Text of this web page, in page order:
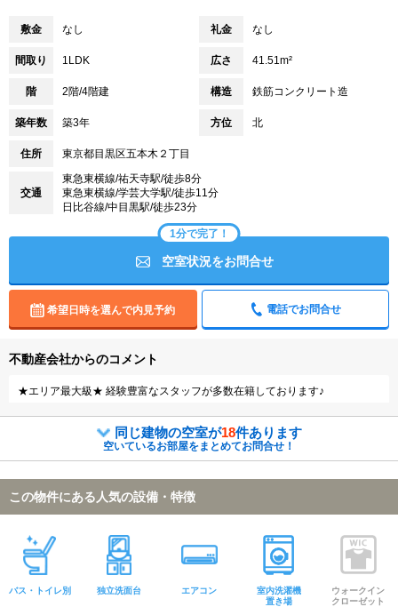
敷金 なし 礼金 なし
間取り 1LDK 広さ 41.51m²
階 2階/4階建 構造 鉄筋コンクリート造
築年数 築3年 方位 北
住所 東京都目黒区五本木２丁目
交通
東急東横線/祐天寺駅/徒歩8分
東急東横線/学芸大学駅/徒歩11分
日比谷線/中目黒駅/徒歩23分
1分で完了！
空室状況をお問合せ
希望日時を選んで内見予約 電話でお問合せ
不動産会社からのコメント
★エリア最大級★ 経験豊富なスタッフが多数在籍しております♪
同じ建物の空室が18件あります
空いているお部屋をまとめてお問合せ！
この物件にある人気の設備・特徴
バス・トイレ別 独立洗面台 エアコン
室内洗濯機
置き場
ウォークイン
クローゼット